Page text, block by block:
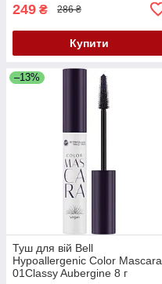
249 ₴ 286 ₴
Купити
–13%
Туш для вій Bell
Hypoallergenic Color Mascara
01Classy Aubergine 8 г